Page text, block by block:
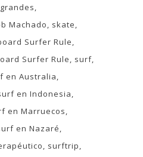
Machado
skate
Surfer Rule
Surfer Rule
surf
en Australia
en Indonesia
en Marruecos
en Nazaré
surftrip